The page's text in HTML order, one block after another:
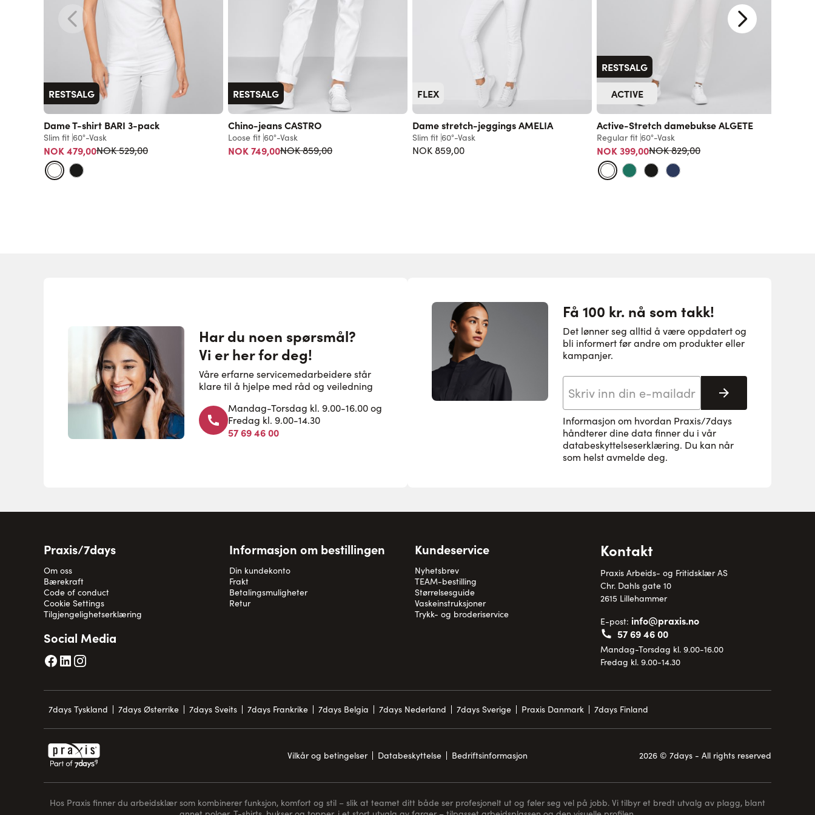
RESTSALG
Dame T-shirt BARI 3-pack
Slim fit 60°-Vask
NOK 479,00Vanlig pris
NOK 529,00
RESTSALG
Chino-jeans CASTRO
Loose fit 60°-Vask
NOK 749,00Vanlig pris
NOK 859,00
FLEX
Dame stretch-jeggings AMELIA
Slim fit 60°-Vask
NOK 859,00
RESTSALG
ACTIVE
Active-Stretch damebukse ALGETE
Regular fit 60°-Vask
NOK 399,00Vanlig pris
NOK 829,00
Har du noen spørsmål?
Vi er her for deg!
Våre erfarne servicemedarbeidere står
klare til å hjelpe med råd og veiledning
Mandag-Torsdag kl. 9.00-16.00 og
Fredag kl. 9.00-14.30
57 69 46 00
Få 100 kr. nå som takk!
Det lønner seg alltid å være oppdatert og
bli informert før andre om produkter eller
kampanjer.
Abonnere
Informasjon om hvordan Praxis/7days
håndterer dine data finner du i vår
databeskyttelseserklæring. Du kan når
som helst avmelde deg.
Praxis/7days
Om oss
Bærekraft
Code of conduct
Cookie Settings
Tilgjengelighetserklæring
Informasjon om bestillingen
Din kundekonto
Frakt
Betalingsmuligheter
Retur
Kundeservice
Nyhetsbrev
TEAM-bestilling
Størrelsesguide
Vaskeinstruksjoner
Trykk- og broderiservice
Kontakt
Praxis Arbeids- og Fritidsklær AS
Chr. Dahls gate 10
2615 Lillehammer
E-post: info@praxis.no
57 69 46 00
Mandag-Torsdag kl. 9.00-16.00
Fredag kl. 9.00-14.30
Social Media
7days Tyskland 7days Østerrike 7days Sveits 7days Frankrike 7days Belgia 7days Nederland 7days Sverige Praxis Danmark 7days Finland
Vilkår og betingelser Databeskyttelse Bedriftsinformasjon 2026 © 7days - All rights reserved
Hos Praxis finner du arbeidsklær som kombinerer funksjon, komfort og stil – slik at teamet ditt både ser profesjonelt ut og føler seg vel på jobb. Vi tilbyr et bredt utvalg av plagg, blant